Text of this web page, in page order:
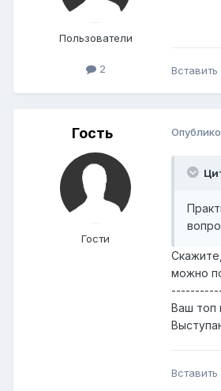
Пользователи
2 Вставить
Гость
Гости
можно
Ваш топ
Вставить